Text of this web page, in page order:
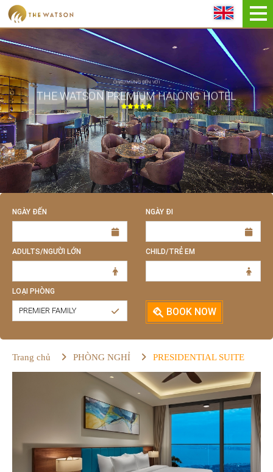
CHÀO MỪNG ĐẾN VỚI
THE WATSON PREMIUM HALONG HOTEL
NGÀY ĐẾN NGÀY ĐI
ADULTS/NGƯỜI LỚN CHILD/TRẺ EM
LOẠI PHÒNG
PREMIER FAMILY BOOK NOW
Trang chủ PHÒNG NGHỈ PRESIDENTIAL SUITE